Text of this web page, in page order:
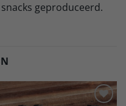
geproduceerd.